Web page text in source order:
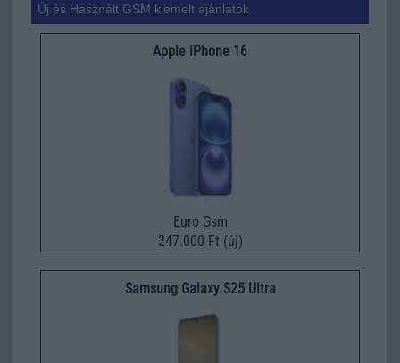
Új és Használt GSM kiemelt ajánlatok
Apple iPhone 16
Euro Gsm
247.000 Ft (új)
Samsung Galaxy S25 Ultra